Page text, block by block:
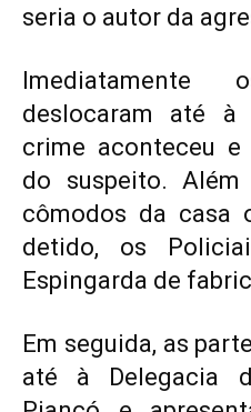
seria o autor da
deslocaram até
crime aconteceu
do suspeito.
cômodos da casa
detido, os
Espingarda de
Em seguida, as
até à Delegacia